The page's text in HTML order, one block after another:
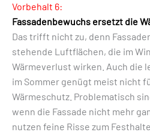
Vorbehalt 6:
Fassadenbewuchs ersetzt die
Das trifft nicht zu, denn
stehende Luftflächen, die im
Wärmeverlust wirken. Auch die
im Sommer genügt meist nicht
Wärmeschutz. Problematisch
wenn die Fassade nicht mehr
nutzen feine Risse zum